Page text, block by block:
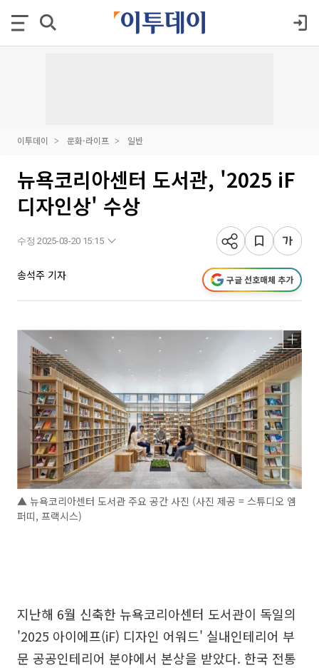
이투데이 문화·라이프 일반
뉴욕코리아센터 도서관, '2025 iF
디자인상' 수상
수정 2025-03-20 15:15
송석주 기자 구글 선호매체 추가
▲ 뉴욕코리아센터 도서관 주요 공간 사진 (사진 제공 = 스튜디오 엠
퍼띠, 프랙시스)
지난해 6월 신축한 뉴욕코리아센터 도서관이 독일의
'2025 아이에프(iF) 디자인 어워드' 실내인테리어 부
문 공공인테리어 분야에서 본상을 받았다. 한국 전통